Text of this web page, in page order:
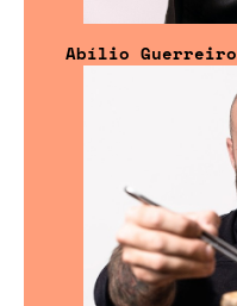
Abílio Guerreiro